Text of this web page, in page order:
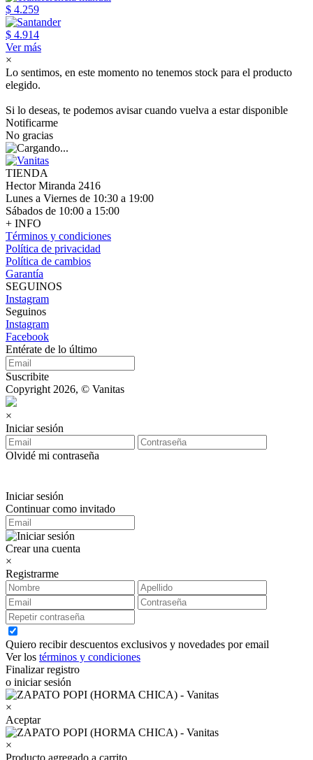
$ 4.259
$ 4.914
Ver más
×
Lo sentimos, en este momento no tenemos stock para el producto
elegido.
Si lo deseas, te podemos avisar cuando vuelva a estar disponible
Notificarme
No gracias
TIENDA
Hector Miranda 2416
Lunes a Viernes de 10:30 a 19:00
Sábados de 10:00 a 15:00
+ INFO
Términos y condiciones
Política de privacidad
Política de cambios
Garantía
SEGUINOS
Instagram
Seguinos
Instagram
Facebook
Entérate de lo último
Suscribite
Copyright 2026, © Vanitas
×
Iniciar sesión
Olvidé mi contraseña
Iniciar sesión
Continuar como invitado
Crear una cuenta
×
Registrarme
Quiero recibir descuentos exclusivos y novedades por email
Ver los términos y condiciones
Finalizar registro
o iniciar sesión
×
Aceptar
×
Producto agregado a carrito